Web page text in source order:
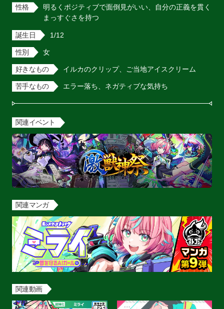
性格
明るくポジティブで面倒見がいい、自分の正義を貫く
まっすぐさを持つ
誕生日 1/12
性別 女
好きなもの イルカのクリップ、ご当地アイスクリーム
苦手なもの エラー落ち、ネガティブな気持ち
関連イベント
関連マンガ
関連動画